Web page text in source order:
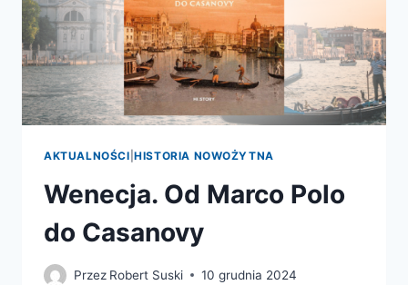
AKTUALNOŚCI |HISTORIA NOWOŻYTNA
Wenecja. Od Marco Polo
do Casanovy
Przez Robert Suski 10 grudnia 2024